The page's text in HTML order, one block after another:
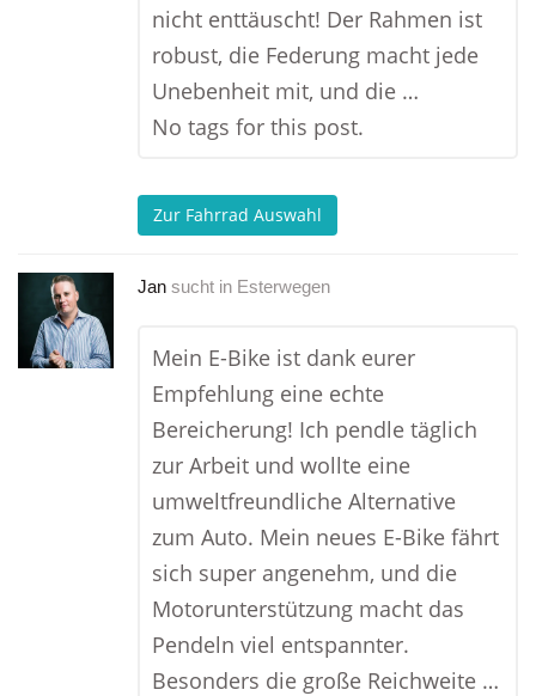
nicht enttäuscht! Der Rahmen ist
robust, die Federung macht jede
Unebenheit mit, und die …
No tags for this post.
Zur Fahrrad Auswahl
Jan sucht in Esterwegen
Mein E-Bike ist dank eurer
Empfehlung eine echte
Bereicherung! Ich pendle täglich
zur Arbeit und wollte eine
umweltfreundliche Alternative
zum Auto. Mein neues E-Bike fährt
sich super angenehm, und die
Motorunterstützung macht das
Pendeln viel entspannter.
Besonders die große Reichweite …